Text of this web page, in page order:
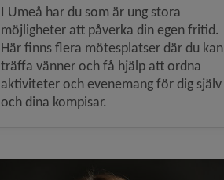
I Umeå har du som är ung stora
möjligheter att påverka din egen fritid.
Här finns flera mötesplatser där du kan
träffa vänner och få hjälp att ordna
aktiviteter och evenemang för dig själv
och dina kompisar.